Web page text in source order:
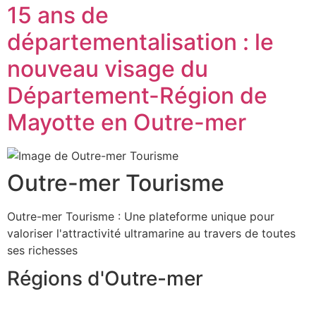
15 ans de
départementalisation : le
nouveau visage du
Département-Région de
Mayotte en Outre-mer
Outre-mer Tourisme
Outre-mer Tourisme : Une plateforme unique pour
valoriser l'attractivité ultramarine au travers de toutes
ses richesses
Régions d'Outre-mer